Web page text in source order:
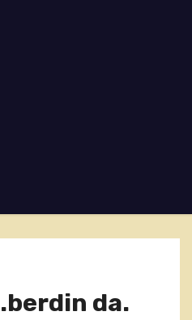
da.